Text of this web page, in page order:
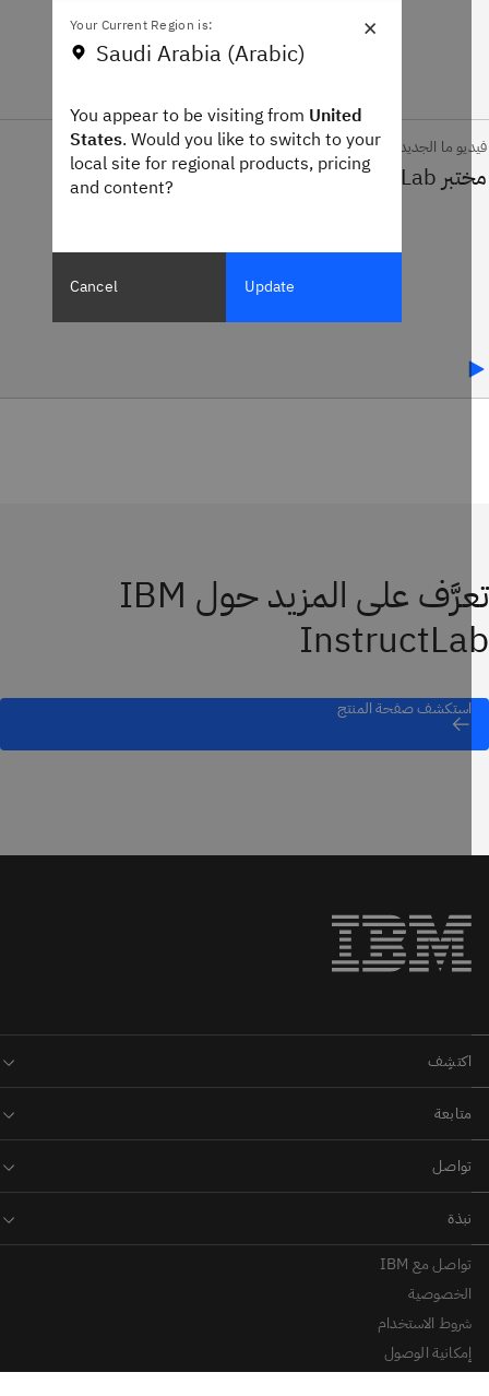
ما الجديد
تعرَّف على المزيد حول IBM
استكشف صفحة المنتج
تواصل مع IBM
الخصوصية
شروط الاستخدام
إمكانية الوصول
Your Current Region is:
Saudi Arabia (Arabic)
You appear to be visiting fromUnited
States. Would you like to switch to your
local site for regional products, pricing
and content?
Cancel Update